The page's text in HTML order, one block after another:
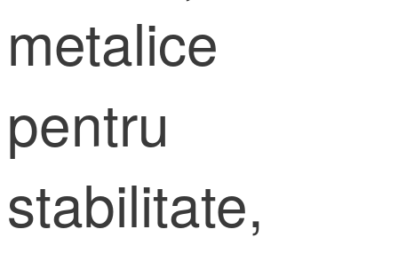
metalice
pentru
stabilitate,